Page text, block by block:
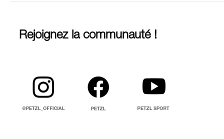
Rejoignez la communauté !